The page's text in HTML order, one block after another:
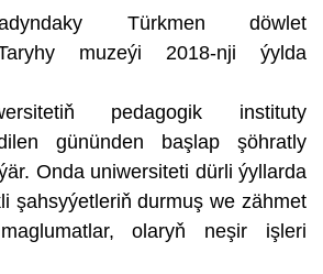
Türkmen döwlet
muzeýi 2018-nji ýylda
pedagogik instituty
gününden başlap şöhratly
Onda uniwersiteti dürli ýyllarda
şahsyýetleriň durmuş we zähmet
olaryň neşir işleri